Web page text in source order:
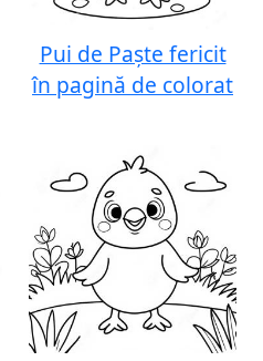
Pui de Paște fericit
în pagină de colorat